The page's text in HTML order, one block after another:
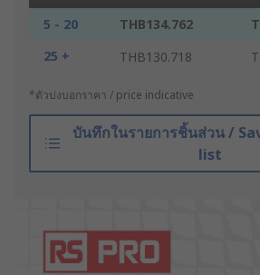
5 - 20 THB134.762
25 +
THB130.718
*ตัวบ่งบอกราคา / price indicative
บันทึกในรายการชิ้นส่วน /
list